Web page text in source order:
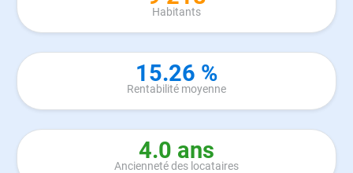
Habitants
15.26 %
Rentabilité moyenne
4.0 ans
Ancienneté des locataires